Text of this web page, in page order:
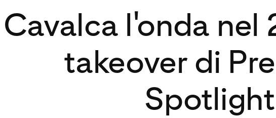
Cavalca l'onda nel
takeover di
Spotlight